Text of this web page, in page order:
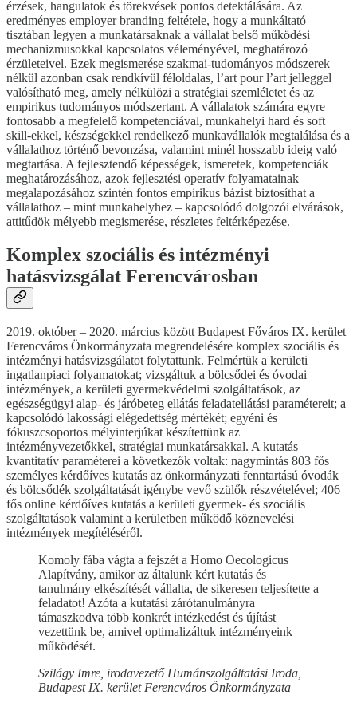
érzések, hangulatok és törekvések pontos detektálására. Az
eredményes employer branding feltétele, hogy a munkáltató
tisztában legyen a munkatársaknak a vállalat belső működési
mechanizmusokkal kapcsolatos véleményével, meghatározó
érzületeivel. Ezek megismerése szakmai-tudományos módszerek
nélkül azonban csak rendkívül féloldalas, l’art pour l’art jelleggel
valósítható meg, amely nélkülözi a stratégiai szemléletet és az
empirikus tudományos módszertant. A vállalatok számára egyre
fontosabb a megfelelő kompetenciával, munkahelyi hard és soft
skill-ekkel, készségekkel rendelkező munkavállalók megtalálása és a
vállalathoz történő bevonzása, valamint minél hosszabb ideig való
megtartása. A fejlesztendő képességek, ismeretek, kompetenciák
meghatározásához, azok fejlesztési operatív folyamatainak
megalapozásához szintén fontos empirikus bázist biztosíthat a
vállalathoz – mint munkahelyhez – kapcsolódó dolgozói elvárások,
attitűdök mélyebb megismerése, részletes feltérképezése.
Komplex szociális és intézményi
hatásvizsgálat Ferencvárosban
2019. október – 2020. március között Budapest Főváros IX. kerület
Ferencváros Önkormányzata megrendelésére komplex szociális és
intézményi hatásvizsgálatot folytattunk. Felmértük a kerületi
ingatlanpiaci folyamatokat; vizsgáltuk a bölcsődei és óvodai
intézmények, a kerületi gyermekvédelmi szolgáltatások, az
egészségügyi alap- és járóbeteg ellátás feladatellátási paramétereit; a
kapcsolódó lakossági elégedettség mértékét; egyéni és
fókuszcsoportos mélyinterjúkat készítettünk az
intézményvezetőkkel, stratégiai munkatársakkal. A kutatás
kvantitatív paraméterei a következők voltak: nagymintás 803 fős
személyes kérdőíves kutatás az önkormányzati fenntartású óvodák
és bölcsődék szolgáltatását igénybe vevő szülők részvételével; 406
fős online kérdőíves kutatás a kerületi gyermek- és szociális
szolgáltatások valamint a kerületben működő köznevelési
intézmények megítéléséről.
Komoly fába vágta a fejszét a Homo Oecologicus
Alapítvány, amikor az általunk kért kutatás és
tanulmány elkészítését vállalta, de sikeresen teljesítette a
feladatot! Azóta a kutatási zárótanulmányra
támaszkodva több konkrét intézkedést és újítást
vezettünk be, amivel optimalizáltuk intézményeink
működését.
Szilágy Imre, irodavezető Humánszolgáltatási Iroda,
Budapest IX. kerület Ferencváros Önkormányzata